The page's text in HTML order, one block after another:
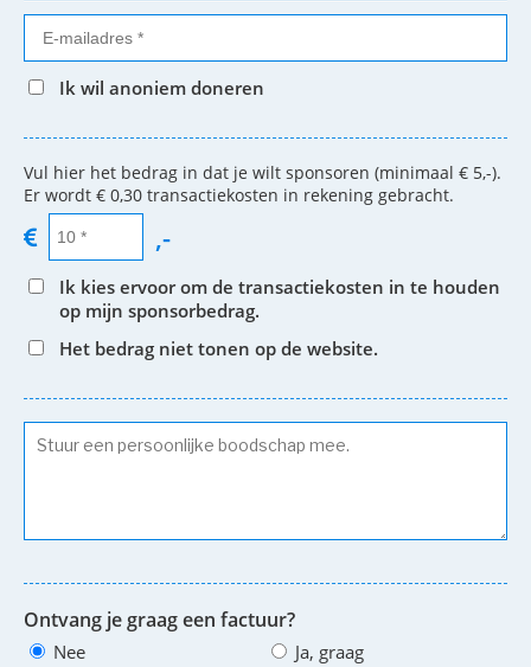
Ik wil anoniem doneren
Vul hier het bedrag in dat je wilt sponsoren (minimaal € 5,-).
Er wordt € 0,30 transactiekosten in rekening gebracht.
,-
Ik kies ervoor om de transactiekosten in te houden
op mijn sponsorbedrag.
Het bedrag niet tonen op de website.
Ontvang je graag een factuur?
Nee Ja, graag